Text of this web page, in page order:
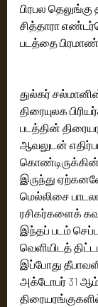
பிரபல தெலுங்கு
சித்தாரா
படத்தை
துல்கர்
திரையுலக
படத்தின்
ஆவலுடன்
இருந்து
மெல்லிசை
ரசிகர்களைக்
இந்தப் படம்
வெளியிடத்
இப்போது
அக்டோபர் 31 ஆம்